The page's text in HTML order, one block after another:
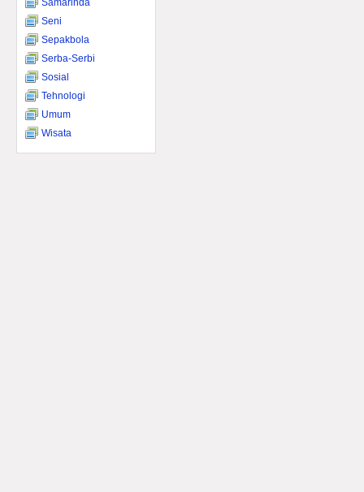
Samarinda
Seni
Sepakbola
Serba-Serbi
Sosial
Tehnologi
Umum
Wisata